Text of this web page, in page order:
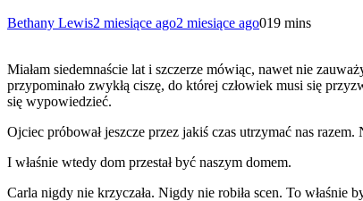
Bethany Lewis2 miesiące ago2 miesiące ago019 mins
Miałam siedemnaście lat i szczerze mówiąc, nawet nie
przypominało zwykłą ciszę, do której człowiek musi się
się wypowiedzieć.
Ojciec próbował jeszcze przez jakiś czas utrzymać nas
I właśnie wtedy dom przestał być naszym domem.
Carla nigdy nie krzyczała. Nigdy nie robiła scen. To właśnie